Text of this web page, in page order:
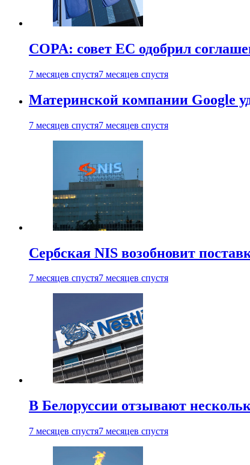
COPA: совет ЕС одобрил
7 месяцев спустя7 месяцев спустя
Материнской компании Google
7 месяцев спустя7 месяцев спустя
Сербская NIS возобновит
7 месяцев спустя7 месяцев спустя
В Белоруссии отзывают
7 месяцев спустя7 месяцев спустя